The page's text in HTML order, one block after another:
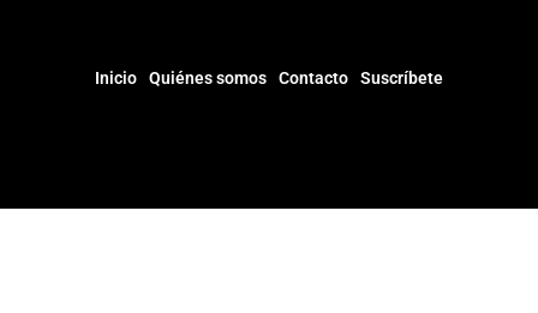
Inicio Quiénes somos Contacto Suscríbete